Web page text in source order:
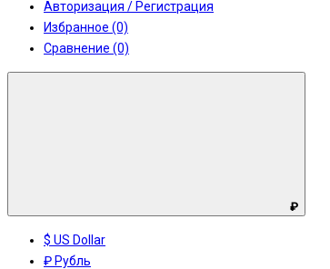
Авторизация / Регистрация
Избранное (0)
Сравнение (0)
₽
$ US Dollar
₽ Рубль